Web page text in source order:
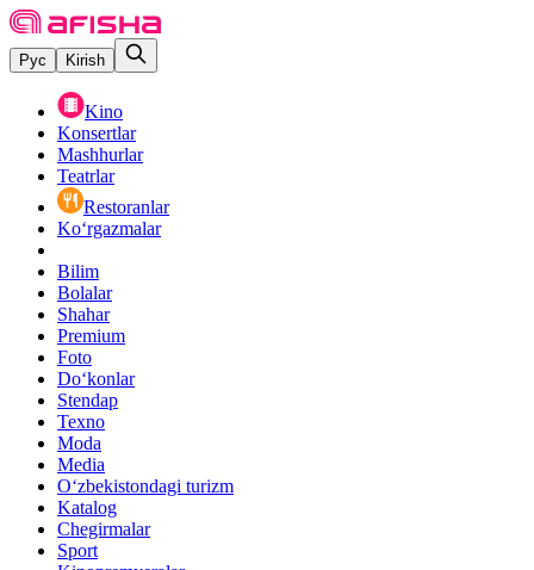
Рус Kirish
Kino
Konsertlar
Mashhurlar
Teatrlar
Restoranlar
Ko‘rgazmalar
Bilim
Bolalar
Shahar
Premium
Foto
Do‘konlar
Stendap
Texno
Moda
Media
O‘zbekistondagi turizm
Katalog
Chegirmalar
Sport